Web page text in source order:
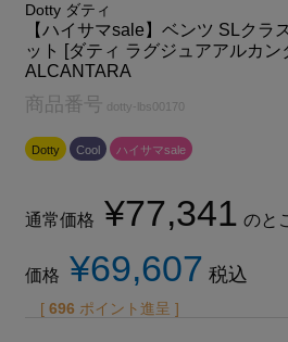
Dotty ダティ
【ハイサマsale】ベンツ SLクラ
ット [ダティ ラグジュアアルカ
ALCANTARA
商品番号 dotty-lbs00170
Dotty Cool ハイサマsale
通常価格 ¥77,341 のと
価格 ¥69,607 税込
[ 696 ポイント進呈 ]